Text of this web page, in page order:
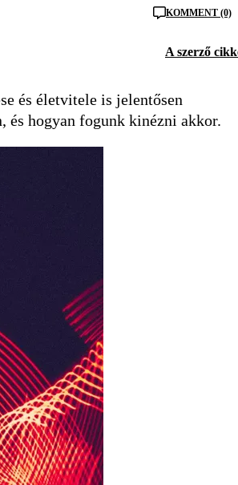
KOMMENT (0)
A szerző
és életvitele is jelentősen
és hogyan fogunk kinézni akkor.